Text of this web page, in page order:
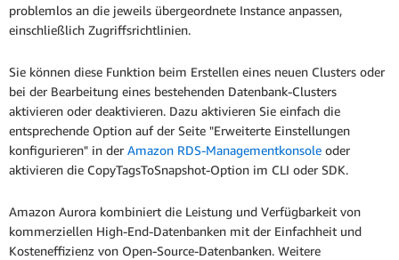
problemlos an die jeweils übergeordnete Instance anpassen,
einschließlich Zugriffsrichtlinien.
Sie können diese Funktion beim Erstellen eines neuen Clusters oder
bei der Bearbeitung eines bestehenden Datenbank-Clusters
aktivieren oder deaktivieren. Dazu aktivieren Sie einfach die
entsprechende Option auf der Seite "Erweiterte Einstellungen
konfigurieren" in der Amazon RDS-Managementkonsole oder
aktivieren die CopyTagsToSnapshot-Option im CLI oder SDK.
Amazon Aurora kombiniert die Leistung und Verfügbarkeit von
kommerziellen High-End-Datenbanken mit der Einfachheit und
Kosteneffizienz von Open-Source-Datenbanken. Weitere